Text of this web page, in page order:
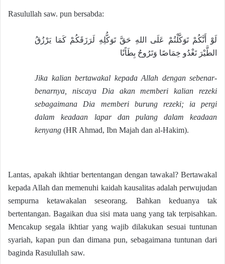
Rasulullah saw. pun bersabda:
لَوْ أَنَّكُمْ تَوَكَّلْتُمْ عَلَى اللهِ حَقَّ تَوَكُّلِهِ لَرَزَقَكُمْ كَمَا يَرْزُقُ
الطَّيْرَ تَغْدُو خِمَاصًا وَتَرُوحُ بِطَاًنًا
Jika kalian bertawakal kepada Allah dengan sebenar-
benarnya, niscaya Dia akan memberi kalian rezeki
sebagaimana Dia memberi burung rezeki; ia pergi
dalam keadaan lapar dan pulang dalam keadaan
kenyang(HR Ahmad, Ibn Majah dan al-Hakim).
Lantas, apakah ikhtiar bertentangan dengan tawakal? Bertawakal
kepada Allah dan memenuhi kaidah kausalitas adalah perwujudan
sempurna ketawakalan seseorang. Bahkan keduanya tak
bertentangan. Bagaikan dua sisi mata uang yang tak terpisahkan.
Mencakup segala ikhtiar yang wajib dilakukan sesuai tuntunan
syariah, kapan pun dan dimana pun, sebagaimana tuntunan dari
baginda Rasulullah saw.